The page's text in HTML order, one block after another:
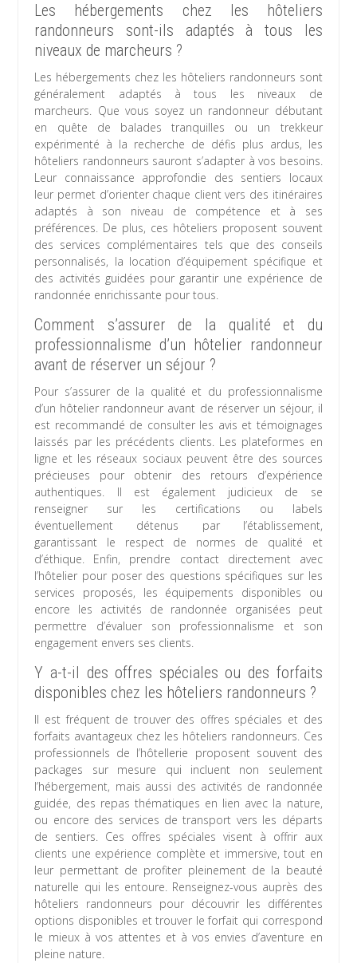
Les hébergements chez les hôteliers
randonneurs sont-ils adaptés à tous les
niveaux de marcheurs ?
Les hébergements chez les hôteliers randonneurs sont
généralement adaptés à tous les niveaux de
marcheurs. Que vous soyez un randonneur débutant
en quête de balades tranquilles ou un trekkeur
expérimenté à la recherche de défis plus ardus, les
hôteliers randonneurs sauront s’adapter à vos besoins.
Leur connaissance approfondie des sentiers locaux
leur permet d’orienter chaque client vers des itinéraires
adaptés à son niveau de compétence et à ses
préférences. De plus, ces hôteliers proposent souvent
des services complémentaires tels que des conseils
personnalisés, la location d’équipement spécifique et
des activités guidées pour garantir une expérience de
randonnée enrichissante pour tous.
Comment s’assurer de la qualité et du
professionnalisme d’un hôtelier randonneur
avant de réserver un séjour ?
Pour s’assurer de la qualité et du professionnalisme
d’un hôtelier randonneur avant de réserver un séjour, il
est recommandé de consulter les avis et témoignages
laissés par les précédents clients. Les plateformes en
ligne et les réseaux sociaux peuvent être des sources
précieuses pour obtenir des retours d’expérience
authentiques. Il est également judicieux de se
renseigner sur les certifications ou labels
éventuellement détenus par l’établissement,
garantissant le respect de normes de qualité et
d’éthique. Enfin, prendre contact directement avec
l’hôtelier pour poser des questions spécifiques sur les
services proposés, les équipements disponibles ou
encore les activités de randonnée organisées peut
permettre d’évaluer son professionnalisme et son
engagement envers ses clients.
Y a-t-il des offres spéciales ou des forfaits
disponibles chez les hôteliers randonneurs ?
Il est fréquent de trouver des offres spéciales et des
forfaits avantageux chez les hôteliers randonneurs. Ces
professionnels de l’hôtellerie proposent souvent des
packages sur mesure qui incluent non seulement
l’hébergement, mais aussi des activités de randonnée
guidée, des repas thématiques en lien avec la nature,
ou encore des services de transport vers les départs
de sentiers. Ces offres spéciales visent à offrir aux
clients une expérience complète et immersive, tout en
leur permettant de profiter pleinement de la beauté
naturelle qui les entoure. Renseignez-vous auprès des
hôteliers randonneurs pour découvrir les différentes
options disponibles et trouver le forfait qui correspond
le mieux à vos attentes et à vos envies d’aventure en
pleine nature.